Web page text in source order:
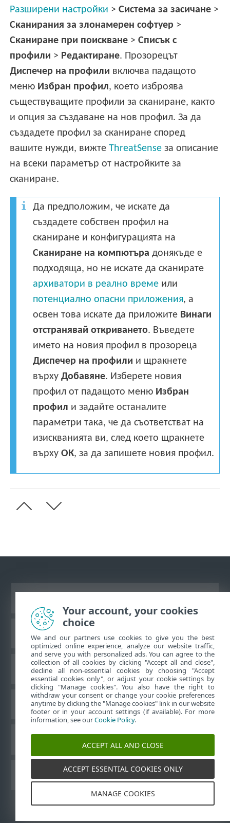
Разширени настройки >Система за засичане >
Сканирания за злонамерен софтуер >
Сканиране при поискване >Списък с
профили > Редактиране. Прозорецът
Диспечер на профили включва падащото
меню Избран профил, което изброява
съществуващите профили за сканиране, както
и опция за създаване на нов профил. За да
създадете профил за сканиране според
вашите нужди, вижтеThreatSense за описание
на всеки параметър от настройките за
сканиране.
Да предположим, че искате да
създадете собствен профил на
сканиране и конфигурацията на
Сканиране на компютъра донякъде е
подходяща, но не искате да сканирате
архиватори в реално време или
потенциално опасни приложения, а
освен това искате да приложите Винаги
отстранявай откриването. Въведете
името на новия профил в прозореца
Диспечер на профили и щракнете
върхуДобавяне. Изберете новия
профил от падащото меню Избран
профил и задайте останалите
параметри така, че да съответстват на
изискванията ви, след което щракнете
върхуОК, за да запишете новия профил.
База знания на ESET
Форум на ESET
Регионална поддръжка
Други продукти на ESET
1992-2026ESET, spol. s r.o. – всички права запазени.
Your account, your cookies
choice
We and our partners use cookies to give you the best
optimized online experience, analyze our website traffic,
and serve you with personalized ads. You can agree to the
collection of all cookies by clicking "Accept all and close",
decline all non-essential cookies by choosing "Accept
essential cookies only", or adjust your cookie settings by
clicking "Manage cookies". You also have the right to
withdraw your consent or change your cookie preferences
anytime by clicking the "Manage cookies" link in our website
footer or in your account settings (if available). For more
information, see ourCookie Policy.
ACCEPT ALL AND CLOSE
ACCEPT ESSENTIAL COOKIES ONLY
MANAGE COOKIES